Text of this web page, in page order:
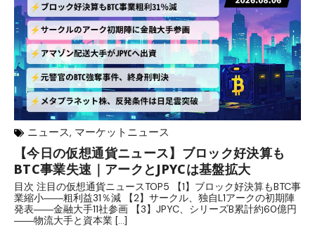
ニュース, マーケットニュース
【今日の仮想通貨ニュース】ブロック好決算も
BTC事業失速｜アークとJPYCは基盤拡大
目次 注目の仮想通貨ニュースTOP5 【1】ブロック好決算もBTC事
業縮小――粗利益31％減 【2】サークル、独自L1アークの初期陣
発表――金融大手11社参画 【3】JPYC、シリーズB累計約60億円
――物流大手と資本業 […]